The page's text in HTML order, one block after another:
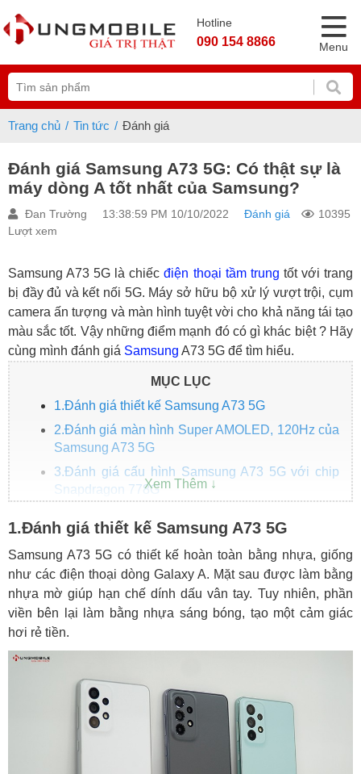
Hotline
090 154 8866 Menu
Trang chủ Tin tức Đánh giá
Đánh giá Samsung A73 5G: Có thật sự là
máy dòng A tốt nhất của Samsung?
Đan Trường 13:38:59 PM 10/10/2022 Đánh giá
10395
Lượt xem
Samsung A73 5G là chiếcđiện thoại tầm trung tốt với trang
bị đầy đủ và kết nối 5G. Máy sở hữu bộ xử lý vượt trội, cụm
camera ấn tượng và màn hình tuyệt vời cho khả năng tái tạo
màu sắc tốt. Vậy những điểm mạnh đó có gì khác biệt ? Hãy
cùng mình đánh giá Samsung A73 5G để tìm hiểu.
MỤC LỤC
1.Đánh giá thiết kế Samsung A73 5G
2.Đánh giá màn hình Super AMOLED, 120Hz của
Samsung A73 5G
3.Đánh giá cấu hình Samsung A73 5G với chip
Snapdragon 778G
4.Đánh giá pin và thời lượng sạc
5.Giá SALE Samsung A73 5G tại Hungmobile
1.Đánh giá thiết kế Samsung A73 5G
Samsung A73 5G có thiết kế hoàn toàn bằng nhựa, giống
như các điện thoại dòng Galaxy A. Mặt sau được làm bằng
nhựa mờ giúp hạn chế dính dấu vân tay. Tuy nhiên, phần
viền bên lại làm bằng nhựa sáng bóng, tạo một cảm giác
hơi rẻ tiền.